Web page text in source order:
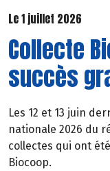
Le 1 juillet 2026
Collecte
succès
Les 12 et 13 juin
nationale 2026 du
collectes qui ont
Biocoop.